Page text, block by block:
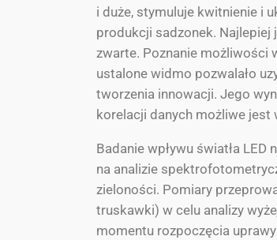
i duże, stymuluje kwitnienie i
produkcji sadzonek. Najlepiej
zwarte. Poznanie możliwości
ustalone widmo pozwalało
tworzenia innowacji. Jego
korelacji danych możliwe jest
Badanie wpływu światła
na analizie
zieloności. Pomiary
truskawki) w celu analizy
momentu rozpoczęcia